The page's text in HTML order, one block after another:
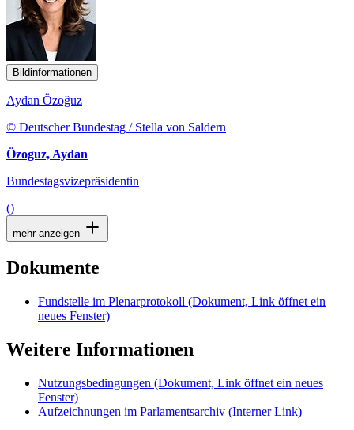
Bildinformationen
Aydan Özoğuz
© Deutscher Bundestag / Stella von Saldern
Özoguz, Aydan
Bundestagsvizepräsidentin
()
mehr anzeigen
Dokumente
Fundstelle im Plenarprotokoll (Dokument, Link öffnet ein
neues Fenster)
Weitere Informationen
Nutzungsbedingungen (Dokument, Link öffnet ein neues
Fenster)
Aufzeichnungen im Parlamentsarchiv (Interner Link)